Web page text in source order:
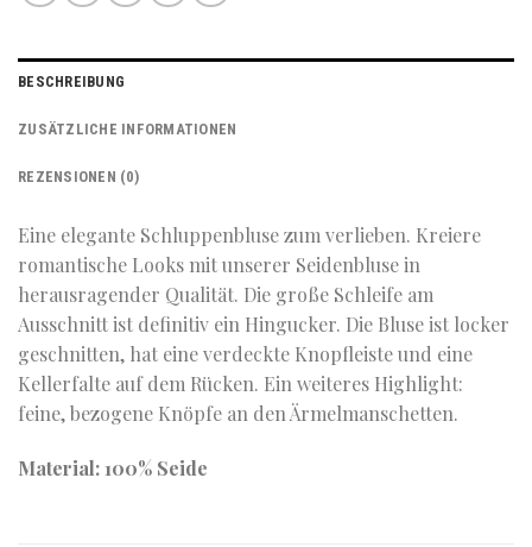
BESCHREIBUNG
ZUSÄTZLICHE INFORMATIONEN
REZENSIONEN (0)
Eine elegante Schluppenbluse zum verlieben. Kreiere
romantische Looks mit unserer Seidenbluse in
herausragender Qualität. Die große Schleife am
Ausschnitt ist definitiv ein Hingucker. Die Bluse ist locker
geschnitten, hat eine verdeckte Knopfleiste und eine
Kellerfalte auf dem Rücken. Ein weiteres Highlight:
feine, bezogene Knöpfe an den Ärmelmanschetten.
Material: 100% Seide